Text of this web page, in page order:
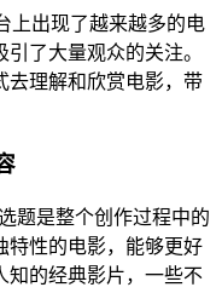
上出现了越来越多的电
了大量观众的关注。
去理解和欣赏电影，带
题是整个创作过程中的
特性的电影，能够更好
知的经典影片，一些不